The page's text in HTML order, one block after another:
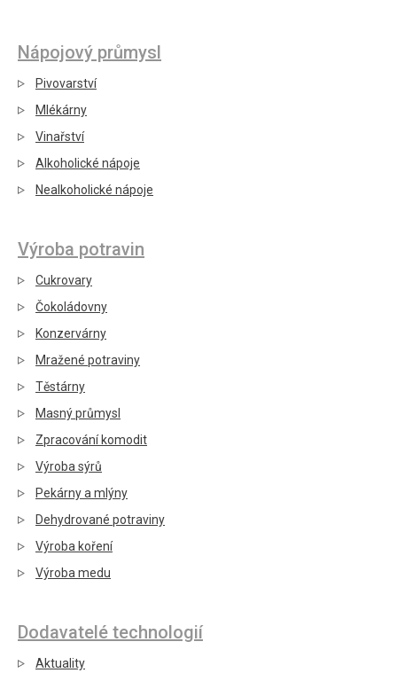
Nápojový průmysl
Pivovarství
Mlékárny
Vinařství
Alkoholické nápoje
Nealkoholické nápoje
Výroba potravin
Cukrovary
Čokoládovny
Konzervárny
Mražené potraviny
Těstárny
Masný průmysl
Zpracování komodit
Výroba sýrů
Pekárny a mlýny
Dehydrované potraviny
Výroba koření
Výroba medu
Dodavatelé technologií
Aktuality